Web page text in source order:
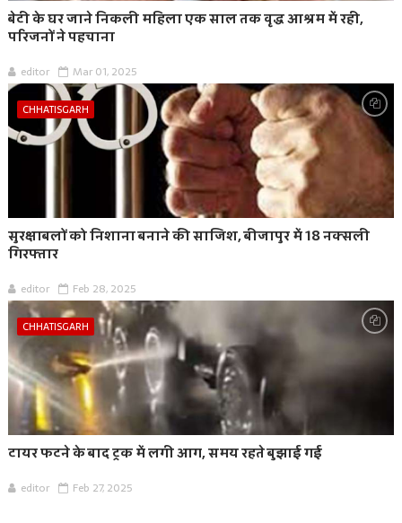
बेटी के घर जाने निकली महिला एक साल तक वृद्ध आश्रम में रही,
परिजनों ने पहचाना
editor Mar 01, 2025
CHHATISGARH
सुरक्षाबलों को निशाना बनाने की साजिश, बीजापुर में 18 नक्सली
गिरफ्तार
editor Feb 28, 2025
CHHATISGARH
टायर फटने के बाद ट्रक में लगी आग, समय रहते बुझाई गई
editor Feb 27, 2025